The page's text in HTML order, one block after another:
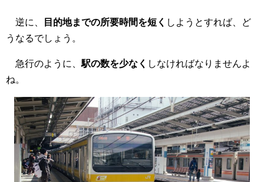
逆に、 目的地までの所要時間を短く しようとすれば、ど
うなるでしょう。
急行のように、駅の数を少なく しなければなりませんよ
ね。